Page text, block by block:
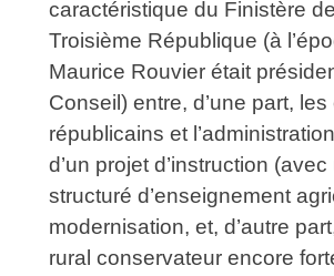
caractéristique du Finistère
Troisième République (à
Maurice Rouvier était
Conseil) entre, d’une part, les
républicains et
d’un projet d’instruction
structuré d’enseignement
modernisation, et, d’autre
rural conservateur encore